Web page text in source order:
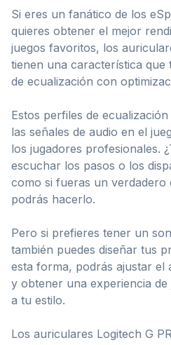
Si eres un fanático de los
quieres obtener el mejor
juegos favoritos, los
tienen una característica que
de ecualización con
Estos perfiles de
las señales de audio en el
los jugadores profesionales.
escuchar los pasos o los
como si fueras un
podrás hacerlo.
Pero si prefieres tener un
también puedes diseñar tus
esta forma, podrás ajustar el
y obtener una experiencia
a tu estilo.
Los auriculares Logitech G